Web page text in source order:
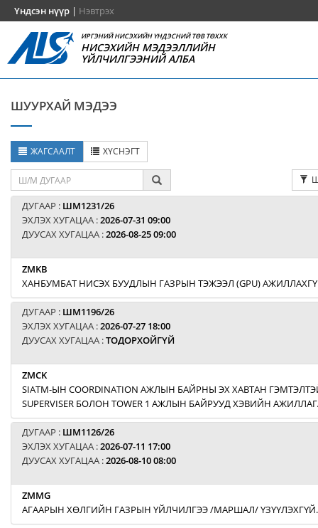
Үндсэн нүүр | Нэвтрэх
ИРГЭНИЙ НИСЭХИЙН ҮНДЭСНИЙ ТӨВ ТӨХХК
НИСЭХИЙН МЭДЭЭЛЛИЙН
ҮЙЛЧИЛГЭЭНИЙ АЛБА
ШУУРХАЙ МЭДЭЭ
ЖАГСААЛТ ХҮСНЭГТ
ДУГААР : ШМ1231/26
ЭХЛЭХ ХУГАЦАА :2026-07-31 09:00
ДУУСАХ ХУГАЦАА :2026-08-25 09:00
ZMKB
ХАНБУМБАТ НИСЭХ БУУДЛЫН ГАЗРЫН ТЭЖЭЭЛ (GPU)
ДУГААР : ШМ1196/26
ЭХЛЭХ ХУГАЦАА :2026-07-27 18:00
ДУУСАХ ХУГАЦАА :ТОДОРХОЙГҮЙ
ZMCK
SIATM-ЫН COORDINATION АЖЛЫН БАЙРНЫ ЭХ ХАВТАН
SUPERVISER БОЛОН TOWER 1 АЖЛЫН БАЙРУУД ХЭВИЙН
ДУГААР : ШМ1126/26
ЭХЛЭХ ХУГАЦАА :2026-07-11 17:00
ДУУСАХ ХУГАЦАА :2026-08-10 08:00
ZMMG
АГААРЫН ХӨЛГИЙН ГАЗРЫН ҮЙЛЧИЛГЭЭ /МАРШАЛ/ ҮЗҮҮЛЭХГҮЙ.